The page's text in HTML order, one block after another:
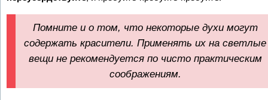
Помните и о том, что некоторые духи могут
содержать красители. Применять их на светлые
вещи не рекомендуется по чисто практическим
соображениям.